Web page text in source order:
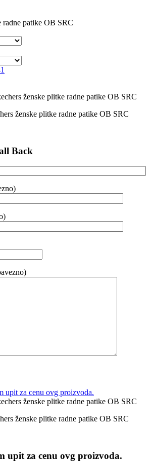
radne patike OB SRC
ženske plitke radne patike OB SRC
Back
upit za cenu ovg proizvoda.
ženske plitke radne patike OB SRC
upit za cenu ovg proizvoda.